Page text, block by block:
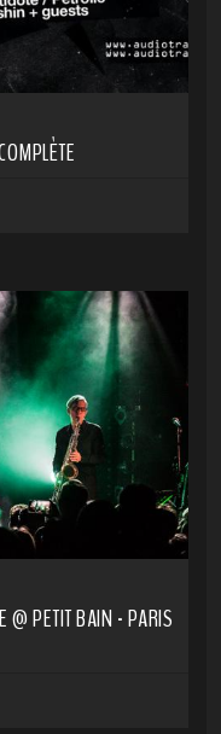
@ PETIT BAIN - PARIS